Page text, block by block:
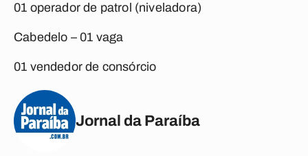
01 operador de patrol (niveladora)
Cabedelo – 01 vaga
01 vendedor de consórcio
Jornal da Paraíba